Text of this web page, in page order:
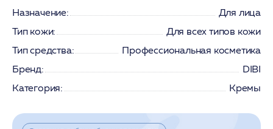
Назначение:
Для лица
Тип кожи:
Для всех типов кожи
Тип средства:
Профессиональная косметика
Бренд:
DIBI
Категория:
Кремы